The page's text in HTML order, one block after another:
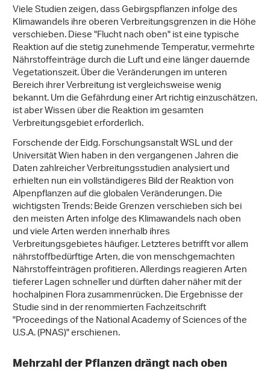
Viele Studien zeigen, dass Gebirgspflanzen infolge des
Klimawandels ihre oberen Verbreitungsgrenzen in die Höhe
verschieben. Diese "Flucht nach oben" ist eine typische
Reaktion auf die stetig zunehmende Temperatur, vermehrte
Nährstoffeinträge durch die Luft und eine länger dauernde
Vegetationszeit. Über die Veränderungen im unteren
Bereich ihrer Verbreitung ist vergleichsweise wenig
bekannt. Um die Gefährdung einer Art richtig einzuschätzen,
ist aber Wissen über die Reaktion im gesamten
Verbreitungsgebiet erforderlich.
Forschende der Eidg. Forschungsanstalt WSL und der
Universität Wien haben in den vergangenen Jahren die
Daten zahlreicher Verbreitungsstudien analysiert und
erhielten nun ein vollständigeres Bild der Reaktion von
Alpenpflanzen auf die globalen Veränderungen. Die
wichtigsten Trends: Beide Grenzen verschieben sich bei
den meisten Arten infolge des Klimawandels nach oben
und viele Arten werden innerhalb ihres
Verbreitungsgebietes häufiger. Letzteres betrifft vor allem
nährstoffbedürftige Arten, die von menschgemachten
Nährstoffeinträgen profitieren. Allerdings reagieren Arten
tieferer Lagen schneller und dürften daher näher mit der
hochalpinen Flora zusammenrücken. Die Ergebnisse der
Studie sind in der renommierten Fachzeitschrift
"Proceedings of the National Academy of Sciences of the
U.S.A. (PNAS)" erschienen.
Mehrzahl der Pflanzen drängt nach oben